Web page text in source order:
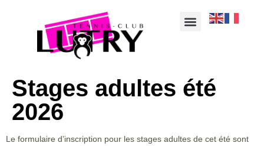
Stages adultes été
2026
Le formulaire d’inscription pour les stages adultes de cet été sont